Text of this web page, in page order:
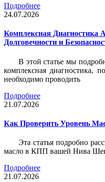
Подробнее
24.07.2026
Комплексная Диагностика
Долговечности и
В этой статье мы
комплексная диагностика,
необходимо проводить
Подробнее
21.07.2026
Как Проверить Уровень
Эта статья подробно
масло в КПП вашей Нива
Подробнее
21.07.2026